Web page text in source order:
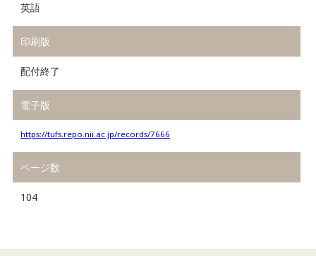
英語
印刷版
配付終了
電子版
https://tufs.repo.nii.ac.jp/records/7666
ページ数
104